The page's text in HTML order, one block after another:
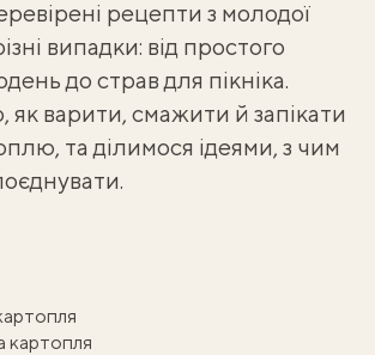
рецепти з молодої
випадки: від простого
до страв для пікніка.
як варити, смажити й запікати
та ділимося ідеями, з чим
картопля